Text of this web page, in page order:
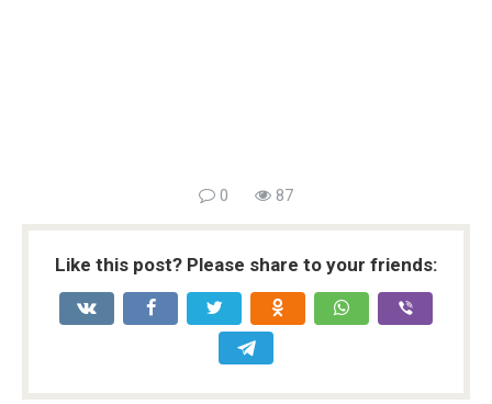
0 87
Like this post? Please share to your friends: